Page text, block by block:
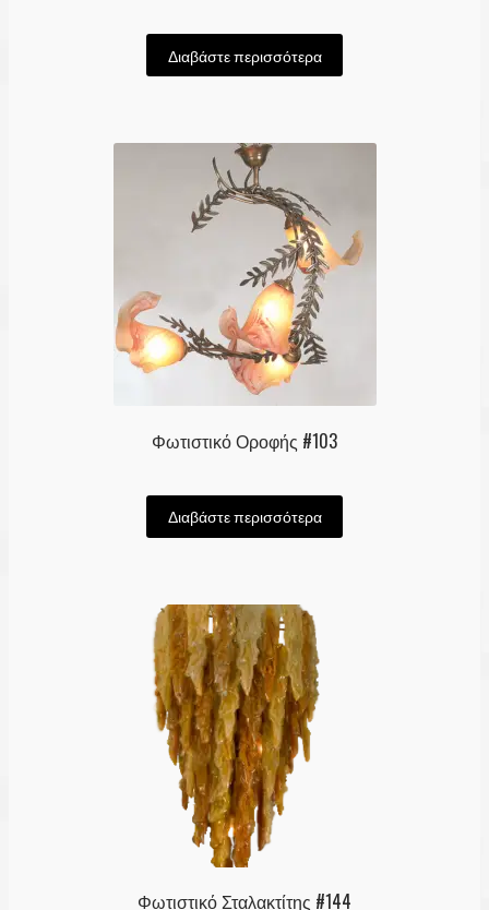
Διαβάστε περισσότερα
Φωτιστικό Οροφής #103
Διαβάστε περισσότερα
Φωτιστικό Σταλακτίτης #144